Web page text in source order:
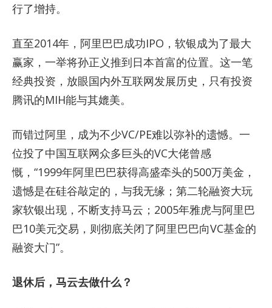
行了增持。
直至2014年，阿里巴巴成功IPO，软银成为了最大
赢家，一举将孙正义推到日本首富的位置。这一笔
经典投资，放眼国内外互联网发展历史，只有投资
腾讯的MIH能与其媲美。
而错过阿里，成为不少VC/PE难以弥补的遗憾。一
位投了中国互联网众多巨头的VC大佬曾感
慨，“1999年阿里巴巴获得高盛牵头的500万美金，
遗憾是在硅谷敲定的，与我无缘；第二轮融资大玩
家软银出现，不断支持马云；2005年雅虎与阿里巴
巴10美元交易，则彻底关闭了阿里巴巴向VC基金的
融资大门”。
退休后，马云去做什么？